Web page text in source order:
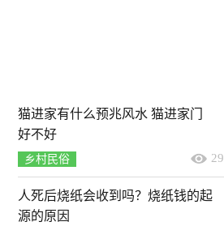
猫进家有什么预兆风水 猫进家门
好不好
乡村民俗 29
人死后烧纸会收到吗？烧纸钱的起
源的原因